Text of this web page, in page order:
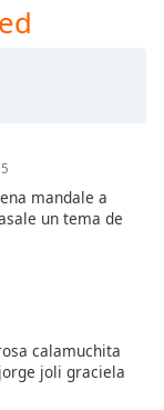
mandale a
un tema de
calamuchita
joli graciela